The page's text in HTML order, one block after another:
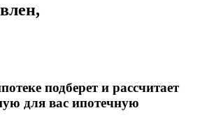
подберет и рассчитает
для вас ипотечную